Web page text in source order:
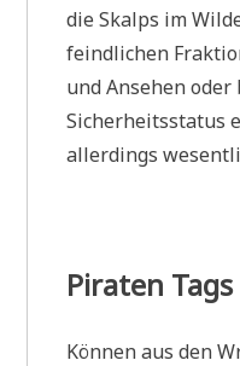
die Skalps im
feindlichen
und Ansehen oder
Sicherheitsstatus
allerdings
Piraten Tags
Können aus den